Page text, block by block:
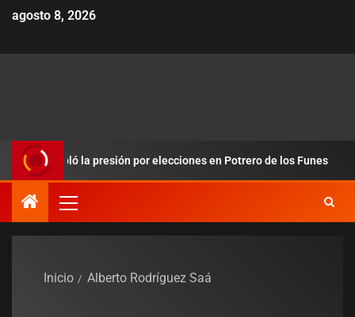
agosto 8, 2026
la presión por elecciones en Potrero de los Funes
Inicio Alberto Rodríguez Saá